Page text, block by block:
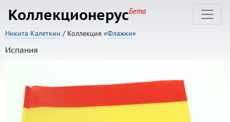
КоллекционерусБета
Никита Калеткин / Коллекция «Флажки»
Испания